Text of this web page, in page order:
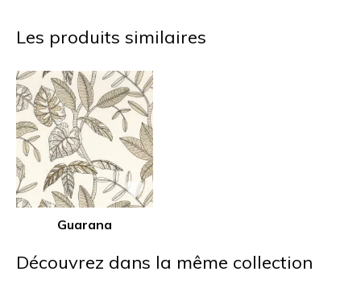
Les produits similaires
Guarana
Découvrez dans la même collection